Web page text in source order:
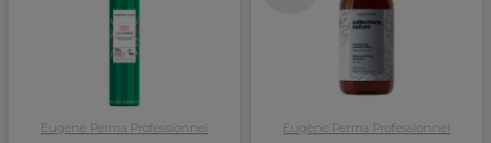
Eugène Perma Professionnel Eugène Perma Professionnel